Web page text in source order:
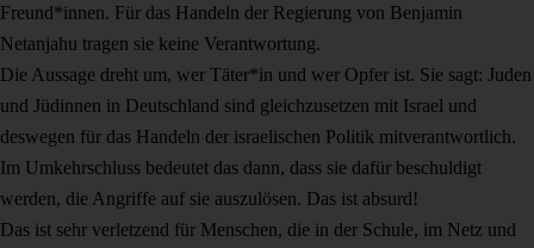
Freund*innen. Für das Handeln der Regierung von Benjamin
Netanjahu tragen sie keine Verantwortung.
Die Aussage dreht um, wer Täter*in und wer Opfer ist. Sie sagt: Juden
und Jüdinnen in Deutschland sind gleichzusetzen mit Israel und
deswegen für das Handeln der israelischen Politik mitverantwortlich.
Im Umkehrschluss bedeutet das dann, dass sie dafür beschuldigt
werden, die Angriffe auf sie auszulösen. Das ist absurd!
Das ist sehr verletzend für Menschen, die in der Schule, im Netz und